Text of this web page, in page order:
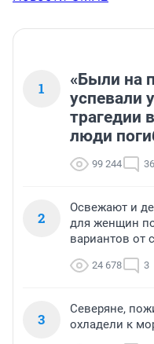
1
«Были на
успевали
трагедии
люди
99 244 36
2
Освежают и
для женщин
вариантов от
24 678 3
3
Северяне,
охладели к